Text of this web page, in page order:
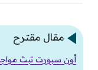
مقال مقترح
أون سبورت تبث